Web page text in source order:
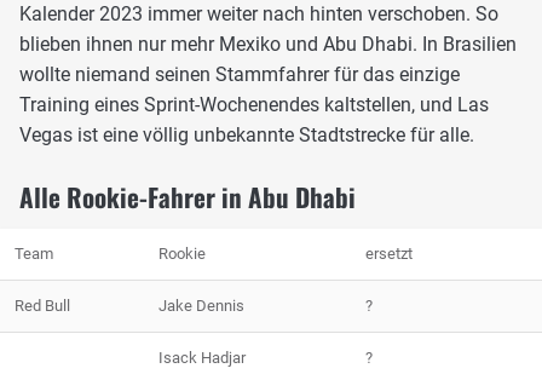
Kalender 2023 immer weiter nach hinten verschoben. So
blieben ihnen nur mehr Mexiko und Abu Dhabi. In Brasilien
wollte niemand seinen Stammfahrer für das einzige
Training eines Sprint-Wochenendes kaltstellen, und Las
Vegas ist eine völlig unbekannte Stadtstrecke für alle.
Alle Rookie-Fahrer in Abu Dhabi
Team Rookie ersetzt
Red Bull Jake Dennis ?
Isack Hadjar ?